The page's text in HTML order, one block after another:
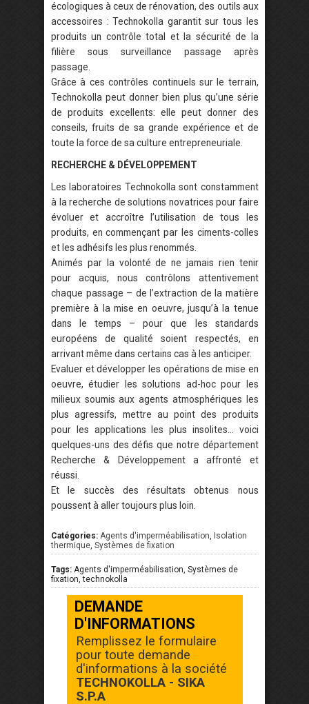
écologiques à ceux de rénovation, des outils aux
accessoires : Technokolla garantit sur tous les
produits un contrôle total et la sécurité de la
filière sous surveillance passage après
passage.
Grâce à ces contrôles continuels sur le terrain,
Technokolla peut donner bien plus qu’une série
de produits excellents: elle peut donner des
conseils, fruits de sa grande expérience et de
toute la force de sa culture entrepreneuriale.
RECHERCHE & DÉVELOPPEMENT
Les laboratoires Technokolla sont constamment
à la recherche de solutions novatrices pour faire
évoluer et accroître l’utilisation de tous les
produits, en commençant par les ciments-colles
et les adhésifs les plus renommés.
Animés par la volonté de ne jamais rien tenir
pour acquis, nous contrôlons attentivement
chaque passage – de l’extraction de la matière
première à la mise en oeuvre, jusqu’à la tenue
dans le temps – pour que les standards
européens de qualité soient respectés, en
arrivant même dans certains cas à les anticiper.
Evaluer et développer les opérations de mise en
oeuvre, étudier les solutions ad-hoc pour les
milieux soumis aux agents atmosphériques les
plus agressifs, mettre au point des produits
pour les applications les plus insolites… voici
quelques-uns des défis que notre département
Recherche & Développement a affronté et
réussi.
Et le succès des résultats obtenus nous
poussent à aller toujours plus loin.
Catégories: Agents d'imperméabilisation, Isolation
thermique, Systèmes de fixation
Tags: Agents d'imperméabilisation, Systèmes de
fixation, technokolla
DEMANDE
D'INFORMATIONS
Remplissez le formulaire
pour toute demande
d'informations à la société
TECHNOKOLLA - SIKA
S.P.A